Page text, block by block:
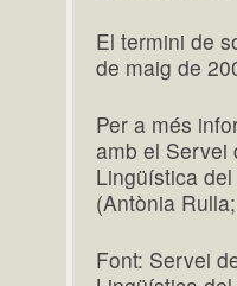
El termini de
de maig de
Per a més
amb el Servei
Lingüística
(Antònia
Font: Servei